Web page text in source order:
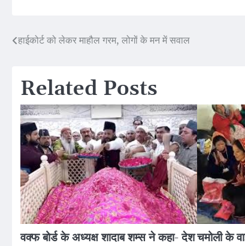
Post
हाईकोर्ट को लेकर माहौल गरम, लोगों के मन में सवाल
Related Posts
वक्फ बोर्ड के अध्यक्ष शादाब शम्स ने कहा- देशचमोली के